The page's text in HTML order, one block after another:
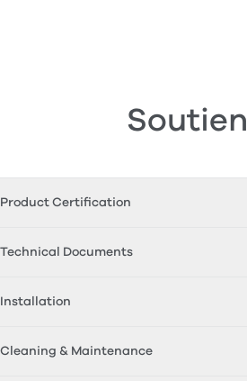
Soutien
Product Certification
Technical Documents
Installation
Cleaning & Maintenance